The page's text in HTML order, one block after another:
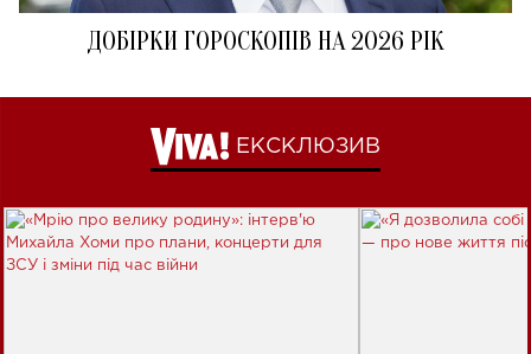
ДОБІРКИ ГОРОСКОПІВ НА 2026 РІК
ЕКСКЛЮЗИВ